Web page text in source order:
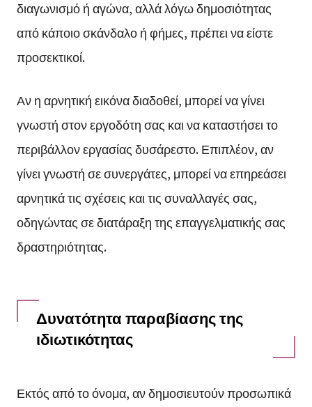
διαγωνισμό ή αγώνα, αλλά λόγω δημοσιότητας
από κάποιο σκάνδαλο ή φήμες, πρέπει να είστε
προσεκτικοί.
Αν η αρνητική εικόνα διαδοθεί, μπορεί να γίνει
γνωστή στον εργοδότη σας και να καταστήσει το
περιβάλλον εργασίας δυσάρεστο. Επιπλέον, αν
γίνει γνωστή σε συνεργάτες, μπορεί να επηρεάσει
αρνητικά τις σχέσεις και τις συναλλαγές σας,
οδηγώντας σε διατάραξη της επαγγελματικής σας
δραστηριότητας.
Δυνατότητα παραβίασης της
ιδιωτικότητας
Εκτός από το όνομα, αν δημοσιευτούν προσωπικά